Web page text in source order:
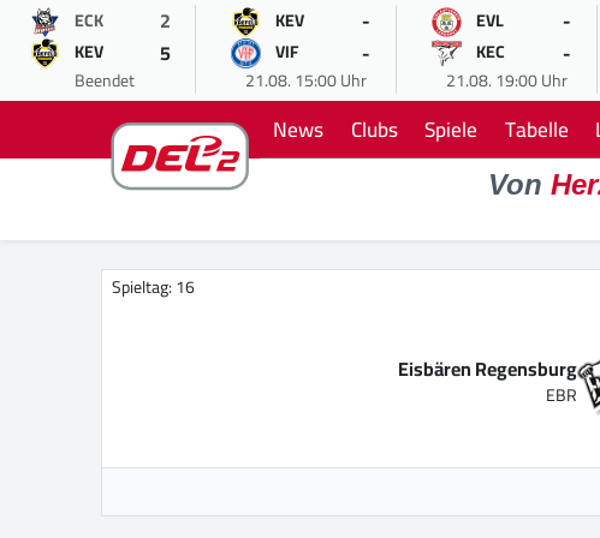
ECK 2
KEV 5
Beendet
KEV -
VIF -
21.08. 15:00 Uhr
EVL -
KEC -
21.08. 19:00 Uhr
News Clubs Spiele Tabelle
Von
Spieltag: 16
Eisbären Regensburg
EBR